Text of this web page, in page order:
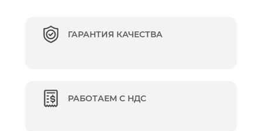
ГАРАНТИЯ КАЧЕСТВА
РАБОТАЕМ С НДС